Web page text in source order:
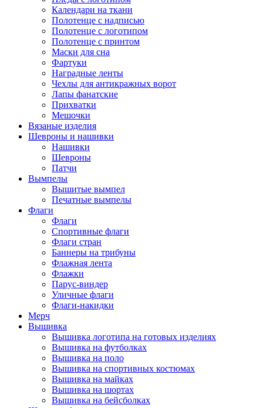
Календари на ткани
Полотенце с надписью
Полотенце с логотипом
Полотенце с принтом
Маски для сна
Фартуки
Наградные ленты
Чехлы для антикражных ворот
Лапы фанатские
Прихватки
Мешочки
Вязаные изделия
Шевроны и нашивки
Нашивки
Шевроны
Патчи
Вымпелы
Вышитые вымпел
Печатные вымпелы
Флаги
Флаги
Спортивные флаги
Флаги стран
Баннеры на трибуны
Флажная лента
Флажки
Парус-виндер
Уличные флаги
Флаги-накидки
Мерч
Вышивка
Вышивка логотипа на готовых изделиях
Вышивка на футболках
Вышивка на поло
Вышивка на спортивных костюмах
Вышивка на майках
Вышивка на шортах
Вышивка на бейсболках